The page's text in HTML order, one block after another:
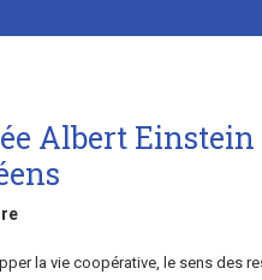
Albert
la vie coopérative, le sens des